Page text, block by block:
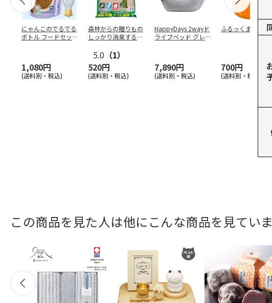
にゃんこのでるでる
ボトル フードセッ
1,080円
(送料別・税込)
森林からの贈りもの
しっかり消臭するひ
5.0 （1）
520円
(送料別・税込)
HappyDays 2wayド
ライブベッド グレ
7,890円
(送料別・税込)
ふるっくま みかん
700円
(送料別・税込)
この商品を見た人は他にこんな商品を見ていま